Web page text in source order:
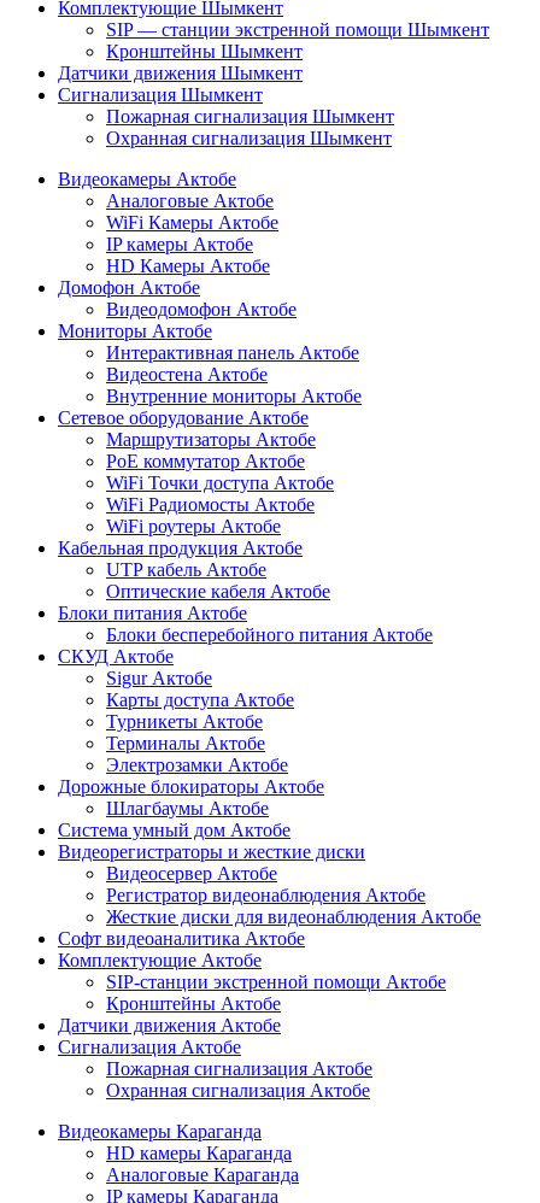
Комплектующие Шымкент
SIP — станции экстренной помощи Шымкент
Кронштейны Шымкент
Датчики движения Шымкент
Сигнализация Шымкент
Пожарная сигнализация Шымкент
Охранная сигнализация Шымкент
Видеокамеры Актобе
Аналоговые Актобе
WiFi Камеры Актобе
IP камеры Актобе
HD Камеры Актобе
Домофон Актобе
Видеодомофон Актобе
Мониторы Актобе
Интерактивная панель Актобе
Видеостена Актобе
Внутренние мониторы Актобе
Сетевое оборудование Актобе
Маршрутизаторы Актобе
PoE коммутатор Актобе
WiFi Точки доступа Актобе
WiFi Радиомосты Актобе
WiFi роутеры Актобе
Кабельная продукция Актобе
UTP кабель Актобе
Оптические кабеля Актобе
Блоки питания Актобе
Блоки бесперебойного питания Актобе
СКУД Актобе
Sigur Актобе
Карты доступа Актобе
Турникеты Актобе
Терминалы Актобе
Электрозамки Актобе
Дорожные блокираторы Актобе
Шлагбаумы Актобе
Система умный дом Актобе
Видеорегистраторы и жесткие диски
Видеосервер Актобе
Регистратор видеонаблюдения Актобе
Жесткие диски для видеонаблюдения Актобе
Софт видеоаналитика Актобе
Комплектующие Актобе
SIP-станции экстренной помощи Актобе
Кронштейны Актобе
Датчики движения Актобе
Сигнализация Актобе
Пожарная сигнализация Актобе
Охранная сигнализация Актобе
Видеокамеры Караганда
HD камеры Караганда
Аналоговые Караганда
IP камеры Караганда